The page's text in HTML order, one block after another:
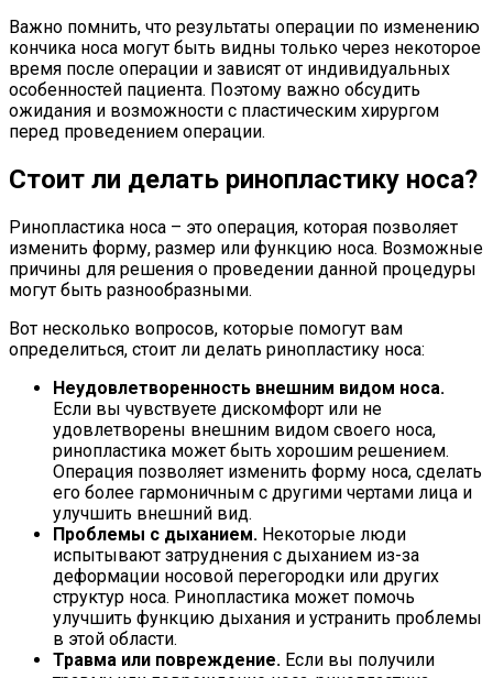
Важно помнить, что результаты операции по изменению
кончика носа могут быть видны только через некоторое
время после операции и зависят от индивидуальных
особенностей пациента. Поэтому важно обсудить
ожидания и возможности с пластическим хирургом
перед проведением операции.
Стоит ли делать ринопластику носа?
Ринопластика носа – это операция, которая позволяет
изменить форму, размер или функцию носа. Возможные
причины для решения о проведении данной процедуры
могут быть разнообразными.
Вот несколько вопросов, которые помогут вам
определиться, стоит ли делать ринопластику носа:
Неудовлетворенность внешним видом носа.
Если вы чувствуете дискомфорт или не
удовлетворены внешним видом своего носа,
ринопластика может быть хорошим решением.
Операция позволяет изменить форму носа, сделать
его более гармоничным с другими чертами лица и
улучшить внешний вид.
Проблемы с дыханием. Некоторые люди
испытывают затруднения с дыханием из-за
деформации носовой перегородки или других
структур носа. Ринопластика может помочь
улучшить функцию дыхания и устранить проблемы
в этой области.
Травма или повреждение. Если вы получили